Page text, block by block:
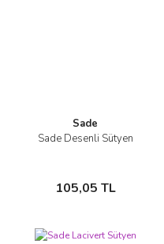
Sade
Sade Desenli Sütyen
105,05 TL
İncele
Sepete Ekle